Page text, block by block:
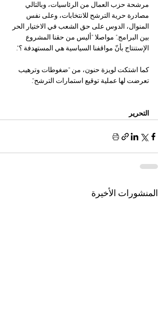
مرشحة حزب العمال من الرئاسيات، وبالتالي
مصادرة حرية الترشح للانتخابات، وعلى نفس
المنوال، الدوس على حق الشعب في الاختيار الحر
بين البرامج." مواصلا "أليس من حقنا المشروع
الإستنتاج بأنّ مواقفنا السياسية هي المستهدفة ؟".
كما اشتكت لويزة حنون، من "ضغوطات وترهيب
تعرضت لها عملية توقيع استمارات الترشح".
التحرير
المنشورات الأخيرة